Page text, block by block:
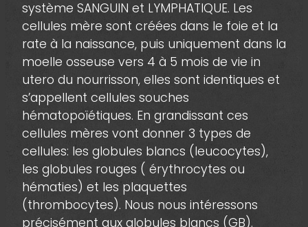
système SANGUIN et LYMPHATIQUE. Les
cellules mère sont créées dans le foie et la
rate à la naissance, puis uniquement dans la
moelle osseuse vers 4 à 5 mois de vie in
utero du nourrisson, elles sont identiques et
s’appellent cellules souches
hématopoïétiques. En grandissant ces
cellules mères vont donner 3 types de
cellules: les globules blancs (leucocytes),
les globules rouges ( érythrocytes ou
hématies) et les plaquettes
(thrombocytes). Nous nous intéressons
précisément aux globules blancs (GB).